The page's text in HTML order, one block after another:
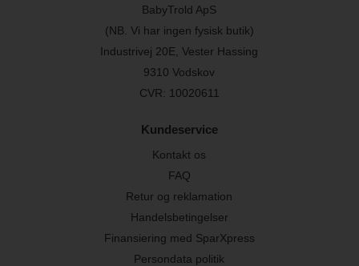
BabyTrold ApS
(NB. Vi har ingen fysisk butik)
Industrivej 20E, Vester Hassing
9310 Vodskov
CVR: 10020611
Kundeservice
Kontakt os
FAQ
Retur og reklamation
Handelsbetingelser
Finansiering med SparXpress
Persondata politik